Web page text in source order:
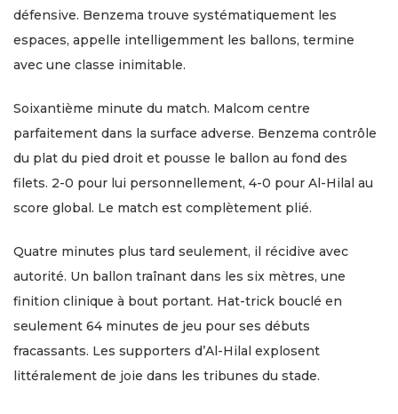
défensive. Benzema trouve systématiquement les
espaces, appelle intelligemment les ballons, termine
avec une classe inimitable.
Soixantième minute du match. Malcom centre
parfaitement dans la surface adverse. Benzema contrôle
du plat du pied droit et pousse le ballon au fond des
filets. 2-0 pour lui personnellement, 4-0 pour Al-Hilal au
score global. Le match est complètement plié.
Quatre minutes plus tard seulement, il récidive avec
autorité. Un ballon traînant dans les six mètres, une
finition clinique à bout portant. Hat-trick bouclé en
seulement 64 minutes de jeu pour ses débuts
fracassants. Les supporters d’Al-Hilal explosent
littéralement de joie dans les tribunes du stade.